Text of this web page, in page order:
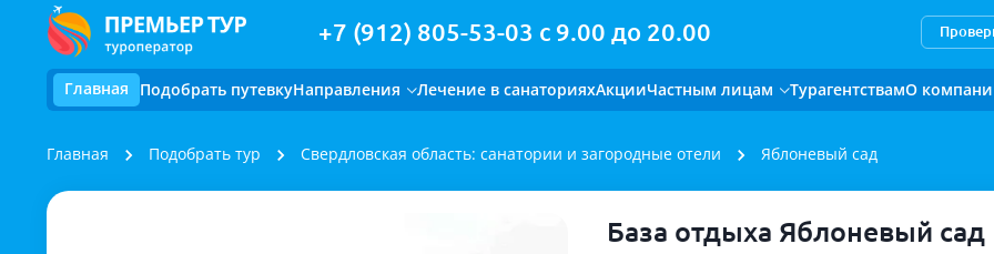
+7 (912) 805-53-03 с 9.00 до 20.00
Главная Подобрать путевкуНаправления Лечение в санаторияхАкцииЧастным лицам ТурагентствамО
Описание санатория
Главная Подобрать тур Свердловская область: санатории и загородные отели Яблоневый сад
База отдыха Яблоневый сад